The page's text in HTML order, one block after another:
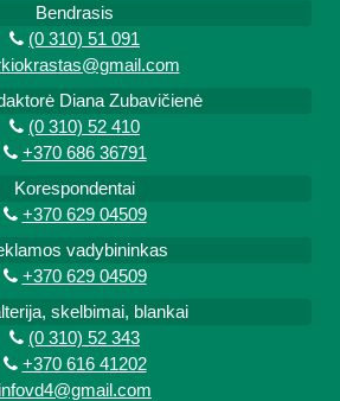
Bendrasis
(0 310) 51 091
Diana Zubavičienė
(0 310) 52 410
+370 686 36791
Korespondentai
+370 629 04509
vadybininkas
+370 629 04509
skelbimai, blankai
(0 310) 52 343
+370 616 41202
infovd4@gmail.com